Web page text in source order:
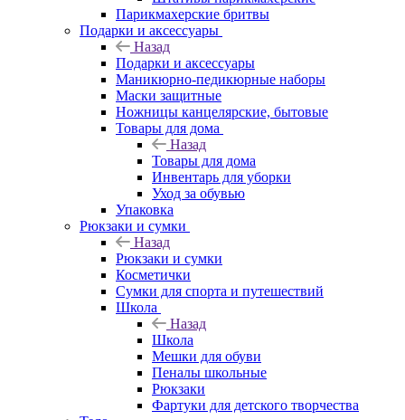
Парикмахерские бритвы
Подарки и аксессуары
Назад
Подарки и аксессуары
Маникюрно-педикюрные наборы
Маски защитные
Ножницы канцелярские, бытовые
Товары для дома
Назад
Товары для дома
Инвентарь для уборки
Уход за обувью
Упаковка
Рюкзаки и сумки
Назад
Рюкзаки и сумки
Косметички
Сумки для спорта и путешествий
Школа
Назад
Школа
Мешки для обуви
Пеналы школьные
Рюкзаки
Фартуки для детского творчества